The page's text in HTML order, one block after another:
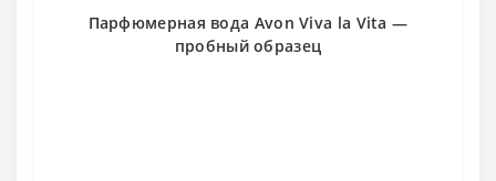
Парфюмерная вода Avon Viva la Vita —
пробный образец